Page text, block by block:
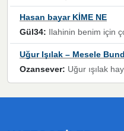
Hasan bayar KİME NE
Gül34: Ilahinin benim için çok özel bir yeri var İlk çıktığında komşum ne kadar yüksek sesle dinliyorsa orada duymuştum ve YouTube'dan aratıp Bu ilahiyi
Uğur Işılak – Mesele
Ozansever: Uğur ışılak hayrani olarak eski yeni tüm eserlerini keyifle huzurla